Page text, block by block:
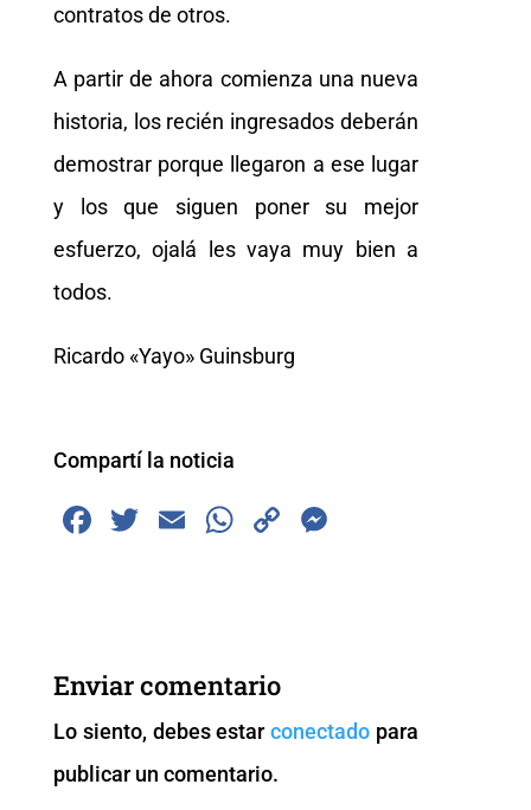
contratos de otros.
A partir de ahora comienza una nueva
historia, los recién ingresados deberán
demostrar porque llegaron a ese lugar
y los que siguen poner su mejor
esfuerzo, ojalá les vaya muy bien a
todos.
Ricardo «Yayo» Guinsburg
Compartí la noticia
F
b
o
o
k
T
E
W
A
p
p
C
k
er
Enviar comentario
Lo siento, debes estarconectado para
publicar un comentario.